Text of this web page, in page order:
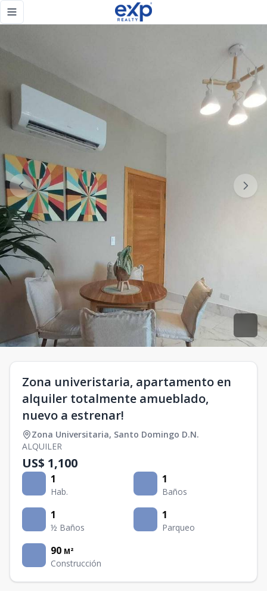
Toggle navigation menu
Zona univeristaria, apartamento en
alquiler totalmente amueblado,
nuevo a estrenar!
Zona Universitaria, Santo Domingo D.N.
ALQUILER
US$ 1,100
1
Hab.
1
Baños
1
½ Baños
1
Parqueo
90 M²
Construcción
Zona univeristaria, apartamento en alquiler totalmente